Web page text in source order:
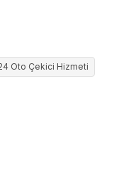
Oto Çekici Hizmeti